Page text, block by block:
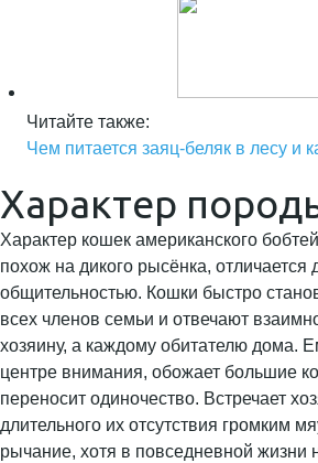
Читайте также:
Чем питается заяц-беляк в лесу и
Характер
Характер кошек американского
похож на дикого рысёнка,
общительностью. Кошки быстро
всех членов семьи и отвечают
хозяину, а каждому обитателю дома.
центре внимания, обожает большие
переносит одиночество. Встречает
длительного их отсутствия громким
рычание, хотя в повседневной жизни